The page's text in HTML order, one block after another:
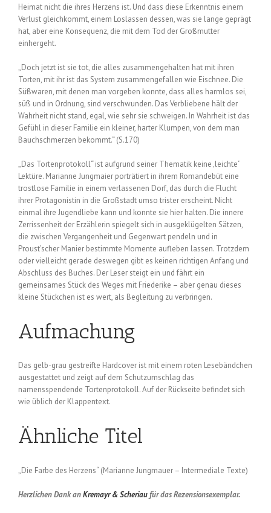
Heimat nicht die ihres Herzens ist. Und dass diese Erkenntnis einem
Verlust gleichkommt, einem Loslassen dessen, was sie lange geprägt
hat, aber eine Konsequenz, die mit dem Tod der Großmutter
einhergeht.
„Doch jetzt ist sie tot, die alles zusammengehalten hat mit ihren
Torten, mit ihr ist das System zusammengefallen wie Eischnee. Die
Süßwaren, mit denen man vorgeben konnte, dass alles harmlos sei,
süß und in Ordnung, sind verschwunden. Das Verbliebene hält der
Wahrheit nicht stand, egal, wie sehr sie schweigen. In Wahrheit ist das
Gefühl in dieser Familie ein kleiner, harter Klumpen, von dem man
Bauchschmerzen bekommt.“ (S.170)
„Das Tortenprotokoll“ ist aufgrund seiner Thematik keine ‚leichte‘
Lektüre. Marianne Jungmaier porträtiert in ihrem Romandebüt eine
trostlose Familie in einem verlassenen Dorf, das durch die Flucht
ihrer Protagonistin in die Großstadt umso trister erscheint. Nicht
einmal ihre Jugendliebe kann und konnte sie hier halten. Die innere
Zerrissenheit der Erzählerin spiegelt sich in ausgeklügelten Sätzen,
die zwischen Vergangenheit und Gegenwart pendeln und in
Proust’scher Manier bestimmte Momente aufleben lassen. Trotzdem
oder vielleicht gerade deswegen gibt es keinen richtigen Anfang und
Abschluss des Buches. Der Leser steigt ein und fährt ein
gemeinsames Stück des Weges mit Friederike – aber genau dieses
kleine Stückchen ist es wert, als Begleitung zu verbringen.
Aufmachung
Das gelb-grau gestreifte Hardcover ist mit einem roten Lesebändchen
ausgestattet und zeigt auf dem Schutzumschlag das
namensspendende Tortenprotokoll. Auf der Rückseite befindet sich
wie üblich der Klappentext.
Ähnliche Titel
„Die Farbe des Herzens“ (Marianne Jungmauer – Intermediale Texte)
Herzlichen Dank anKremayr & Scheriaufür das Rezensionsexemplar.